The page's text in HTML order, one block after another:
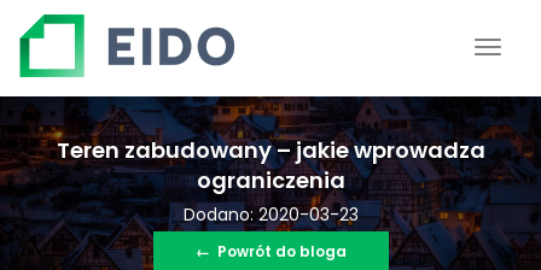
Teren zabudowany – jakie wprowadza
ograniczenia
Dodano: 2020-03-23
← Powrót do bloga